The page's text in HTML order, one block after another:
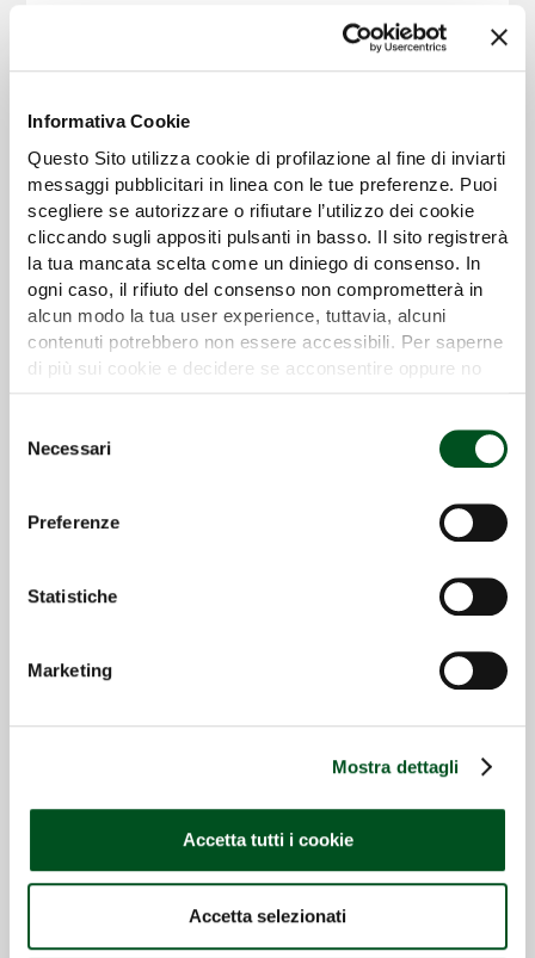
Informativa Cookie
Questo Sito utilizza cookie di profilazione al fine di inviarti
messaggi pubblicitari in linea con le tue preferenze. Puoi
scegliere se autorizzare o rifiutare l’utilizzo dei cookie
cliccando sugli appositi pulsanti in basso. Il sito registrerà
la tua mancata scelta come un diniego di consenso. In
ogni caso, il rifiuto del consenso non comprometterà in
alcun modo la tua user experience, tuttavia, alcuni
contenuti potrebbero non essere accessibili. Per saperne
di più sui cookie e decidere se acconsentire oppure no
delNecessari
Preferenze
Statistiche
Marketing
Mostra dettagli
Accetta tutti i cookie
Accetta selezionati
Andanatori a tappeto MERGE MAXX 950
e MERGE MAXX 440 F
Carro miscelatore semovente a una
coclea SPV 17.1
Dettaglio